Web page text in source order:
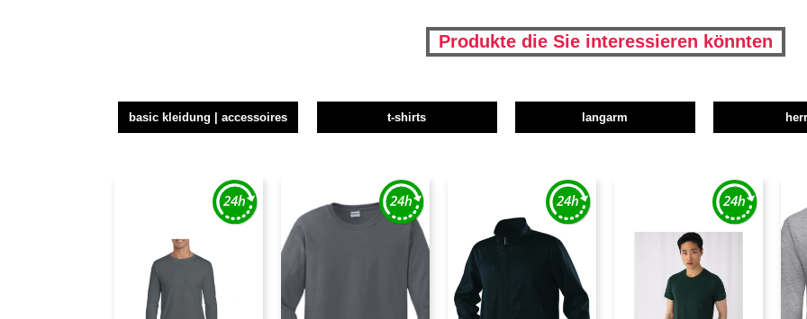
Produkte die Sie interessieren könnten
basic kleidung | accessoires t-shirts langarm